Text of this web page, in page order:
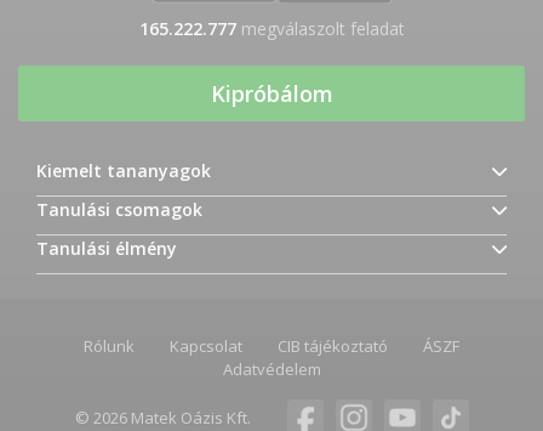
165.222.777megválaszolt feladat
Kipróbálom
Kiemelt tananyagok
Tanulási csomagok
Tanulási élmény
Rólunk Kapcsolat CIB tájékoztató
ÁSZF
Adatvédelem
© 2026 Matek Oázis Kft.